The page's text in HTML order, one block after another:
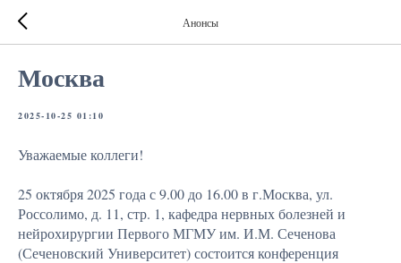
Анонсы
Москва
2025-10-25 01:10
Уважаемые коллеги!
25 октября 2025 года с 9.00 до 16.00 в г.Москва, ул.
Россолимо, д. 11, стр. 1, кафедра нервных болезней и
нейрохирургии Первого МГМУ им. И.М. Сеченова
(Сеченовский Университет) состоится конференция